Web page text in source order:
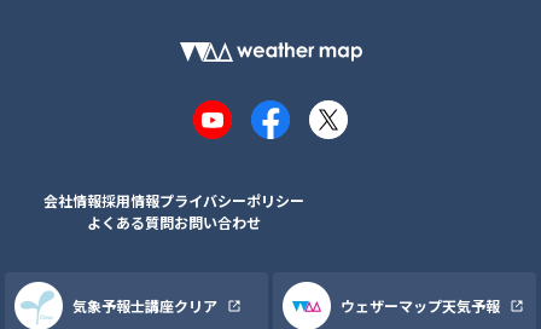
YouTubeFacebook
X
会社情報採用情報プライバシーポリシー
よくある質問お問い合わせ
気象予報士講座クリア ウェザーマップ天気予報